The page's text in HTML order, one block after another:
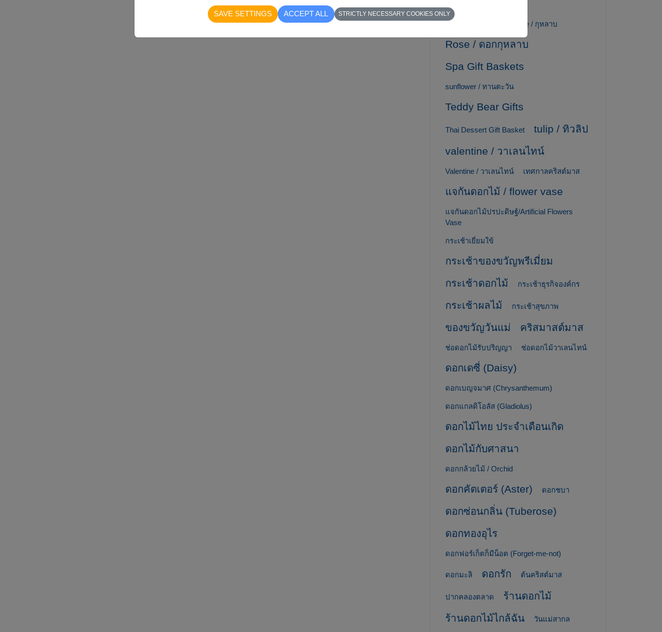
rose / กุหลาบ
Rose / ดอกกุหลาบ
Spa Gift Baskets
sunflower / ทานตะวัน
Teddy Bear Gifts
Thai Dessert Gift Basket
tulip / ทิวลิป
valentine / วาเลนไทน์
Valentine / วาเลนไทน์ เทศกาลคริสต์มาส
แจกันดอกไม้ / flower vase
แจกันดอกไม้ปรปะดิษฐ์/Artificial Flowers
Vase
กระเช้าเยี่ยมใข้
กระเช้าของขวัญพรีเมี่ยม
กระเช้าดอกไม้
กระเช้าธุรกิจองค์กร
กระเช้าผลไม้ กระเช้าสุขภาพ
ของขวัญวันแม่ คริสมาสต์มาส
ช่อดอกไม้รับปริญญา ช่อดอกไม้วาเลนไทน์
ดอกเดซี่ (Daisy)
ดอกเบญจมาศ (Chrysanthemum)
ดอกแกลดิโอลัส (Gladiolus)
ดอกไม้ไทย ประจำเดือนเกิด
ดอกไม้กับศาสนา
ดอกกล้วยไม้ / Orchid
ดอกคัตเตอร์ (Aster) ดอกชบา
ดอกซ่อนกลิ่น (Tuberose)
ดอกทองอุไร
ดอกฟอร์เก็ตก็มีน็อต (Forget-me-not)
ดอกมะลิ ดอกรัก ต้นคริสต์มาส
ปากคลองตลาด
ร้านดอกไม้
ร้านดอกไม้ไกล้ฉัน
วันแม่สากล
SAVE SETTINGS ACCEPT ALL STRICTLY NECESSARY COOKIES ONLY